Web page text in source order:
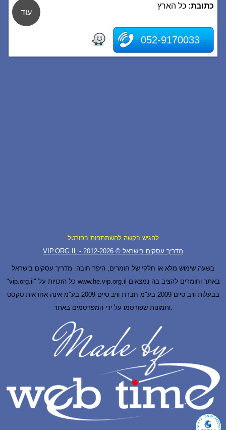
כתובת: כל הארץ
052-9170033
עוד
להגיש בקשה להשתתפות בפורטל
VIP.ORG.IL - מדריך עסקים בישראל © 2012- 2026
בשעה שימוש מלא או חלקי של חומרים, היפר חובה: מדריך עסקים בישראל
"vip.org.il" כל הזכויות על www.he.vip.org.il באתר וחומרים להציב בה נמצאים
בבעלות וויב טיים 2009 בע"מ חברת וויב טיים 2009 בע"מ אינה אחראית טקסט
ותמונות שפורסמו על ידי המפרסמים באתר.